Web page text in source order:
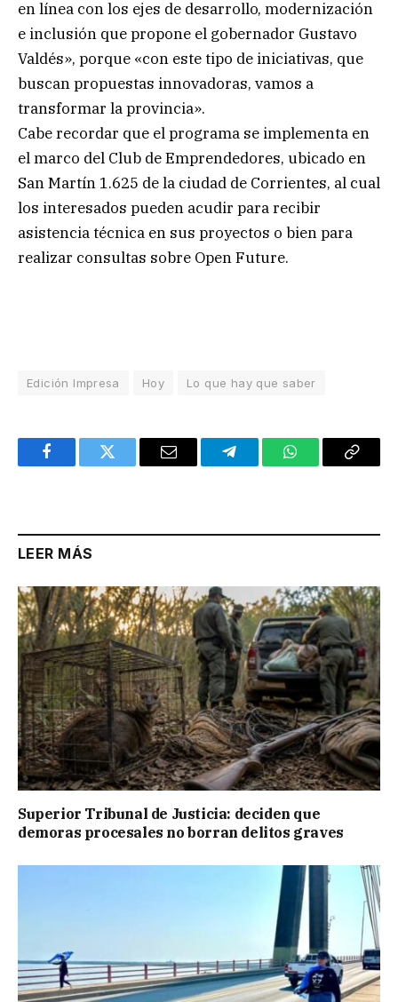
en línea con los ejes de desarrollo, modernización
e inclusión que propone el gobernador Gustavo
Valdés», porque «con este tipo de iniciativas, que
buscan propuestas innovadoras, vamos a
transformar la provincia».
Cabe recordar que el programa se implementa en
el marco del Club de Emprendedores, ubicado en
San Martín 1.625 de la ciudad de Corrientes, al cual
los interesados pueden acudir para recibir
asistencia técnica en sus proyectos o bien para
realizar consultas sobre Open Future.
Edición Impresa Hoy Lo que hay que saber
FacebookTwitter Email TelegramWhatsAppCopy
LEER MÁS
Superior Tribunal de Justicia: deciden que
demoras procesales no borran delitos graves